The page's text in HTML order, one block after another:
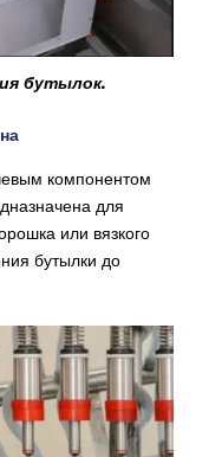
бутылок.
компонентом
для
или вязкого
бутылки до